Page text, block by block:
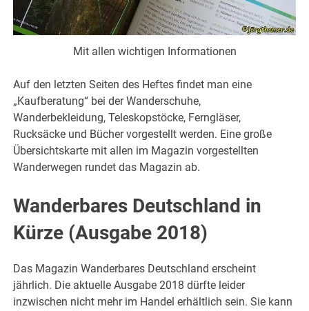
Mit allen wichtigen Informationen
Auf den letzten Seiten des Heftes findet man eine
„Kaufberatung“ bei der Wanderschuhe,
Wanderbekleidung, Teleskopstöcke, Ferngläser,
Rucksäcke und Bücher vorgestellt werden. Eine große
Übersichtskarte mit allen im Magazin vorgestellten
Wanderwegen rundet das Magazin ab.
Wanderbares Deutschland in
Kürze (Ausgabe 2018)
Das Magazin Wanderbares Deutschland erscheint
jährlich. Die aktuelle Ausgabe 2018 dürfte leider
inzwischen nicht mehr im Handel erhältlich sein. Sie kann